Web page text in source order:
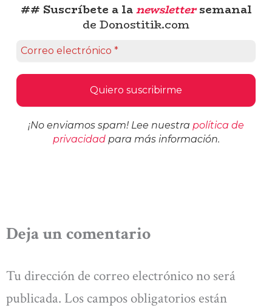
## Suscríbete a lanewslettersemanal
de Donostitik.com
¡No enviamos spam! Lee nuestra política de
privacidadpara más información.
Deja un comentario
Tu dirección de correo electrónico no será
publicada. Los campos obligatorios están